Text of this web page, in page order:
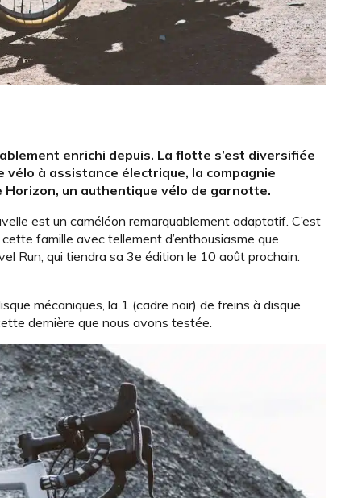
enrichi depuis. La flotte s’est diversifiée
à assistance électrique, la compagnie
un authentique vélo de garnotte.
est un caméléon remarquablement adaptatif. C’est
famille avec tellement d’enthousiasme que
Run, qui tiendra sa 3e édition le 10 août prochain.
mécaniques, la 1 (cadre noir) de freins à disque
dernière que nous avons testée.